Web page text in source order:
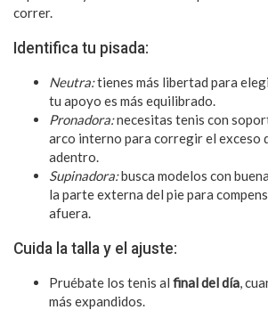
correr.
Identifica tu pisada:
Neutra:tienes más libertad para
tu apoyo es más equilibrado.
Pronadora:necesitas tenis con
arco interno para corregir el exceso
adentro.
Supinadora:busca modelos con
la parte externa del pie para
afuera.
Cuida la talla y el ajuste:
Pruébate los tenis al final del día,
más expandidos.